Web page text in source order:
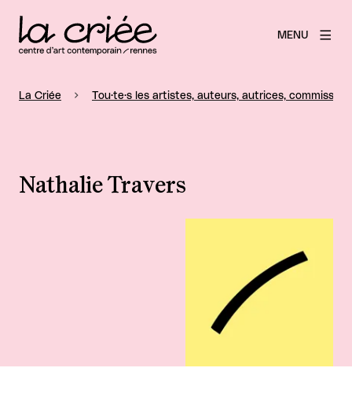
MENU
La Criée Tou·te·s les artistes, auteurs, autrices,
Nathalie Travers